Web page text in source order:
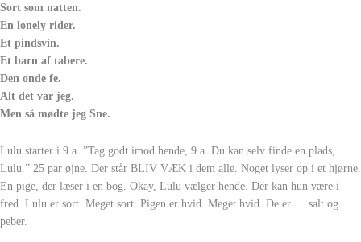
Sort som natten.
En lonely rider.
Et pindsvin.
Et barn af tabere.
Den onde fe.
Alt det var jeg.
Men så mødte jeg Sne.
Lulu starter i 9.a. ”Tag godt imod hende, 9.a. Du kan selv finde en plads,
Lulu.” 25 par øjne. Der står BLIV VÆK i dem alle. Noget lyser op i et hjørne.
En pige, der læser i en bog. Okay, Lulu vælger hende. Der kan hun være i
fred. Lulu er sort. Meget sort. Pigen er hvid. Meget hvid. De er … salt og
peber.